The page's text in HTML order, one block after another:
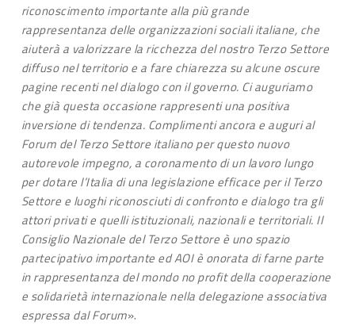
riconoscimento importante alla più grande
rappresentanza delle organizzazioni sociali italiane, che
aiuterà a valorizzare la ricchezza del nostro Terzo Settore
diffuso nel territorio e a fare chiarezza su alcune oscure
pagine recenti nel dialogo con il governo. Ci auguriamo
che già questa occasione rappresenti una positiva
inversione di tendenza. Complimenti ancora e auguri al
Forum del Terzo Settore italiano per questo nuovo
autorevole impegno, a coronamento di un lavoro lungo
per dotare l’Italia di una legislazione efficace per il Terzo
Settore e luoghi riconosciuti di confronto e dialogo tra gli
attori privati e quelli istituzionali, nazionali e territoriali. Il
Consiglio Nazionale del Terzo Settore è uno spazio
partecipativo importante ed AOI è onorata di farne parte
in rappresentanza del mondo no profit della cooperazione
e solidarietà internazionale nella delegazione associativa
espressa dal Forum».